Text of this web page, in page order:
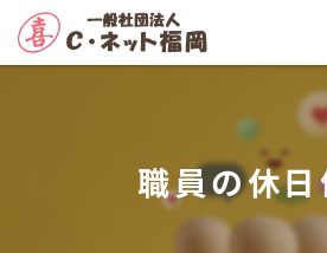
職員の休日